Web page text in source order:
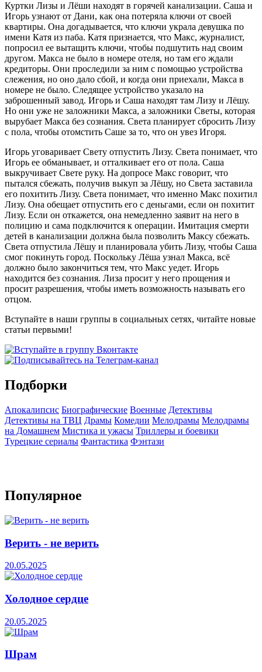
Куртки Лизы и Лёши находят в горячей канализации. Саша и
Игорь узнают от Дани, как она потеряла ключи от своей
квартиры. Она догадывается, что ключи украла девушка по
имени Катя из паба. Катя признается, что Макс, журналист,
попросил ее вытащить ключи, чтобы подшутить над своим
другом. Макса не было в номере отеля, но там его ждали
кредиторы. Они проследили за ним с помощью устройства
слежения, но оно дало сбой, и когда они приехали, Макса в
номере не было. Следящее устройство указало на
заброшенный завод. Игорь и Саша находят там Лизу и Лёшу.
Но они уже не заложники Макса, а заложники Светы, которая
вырубает Макса без сознания. Света планирует сбросить Лизу
с пола, чтобы отомстить Саше за то, что он увез Игоря.
Игорь уговаривает Свету отпустить Лизу. Света понимает, что
Игорь ее обманывает, и отталкивает его от пола. Саша
выкручивает Свете руку. На допросе Макс говорит, что
пытался сбежать, получив выкуп за Лёшу, но Света заставила
его похитить Лизу. Света понимает, что именно Макс похитил
Лизу. Она обещает отпустить его с деньгами, если он похитит
Лизу. Если он откажется, она немедленно заявит на него в
полицию и сама подключится к операции. Имитация смерти
детей в канализации должна была позволить Максу сбежать.
Света отпустила Лёшу и планировала убить Лизу, чтобы Саша
смог покинуть город. Поскольку Лёша узнал Макса, всё
должно было закончиться тем, что Макс уедет. Игорь
находится без сознания. Лиза просит у него прощения и
просит разрешения, чтобы иметь возможность называть его
отцом.
Вступайте в наши группы в социальных сетях, читайте новые
статьи первыми!
Подборки
Апокалипсис Биографические Военные Детективы
Детективы на ТВЦ Драмы Комедии Мелодрамы Мелодрамы
на Домашнем Мистика и ужасы Триллеры и боевики
Турецкие сериалы Фантастика Фэнтази
Популярное
Верить - не верить
20.05.2025
Холодное сердце
20.05.2025
Шрам